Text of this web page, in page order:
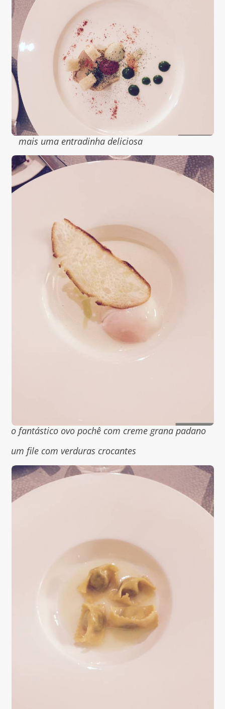
mais uma entradinha deliciosa
o fantástico ovo pochê com creme grana padano
um file com verduras crocantes